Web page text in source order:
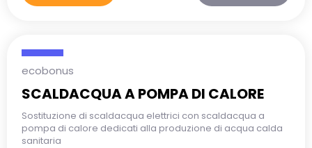
ecobonus
SCALDACQUA A POMPA DI CALORE
Sostituzione di scaldacqua elettrici con scaldacqua a
pompa di calore dedicati alla produzione di acqua calda
sanitaria